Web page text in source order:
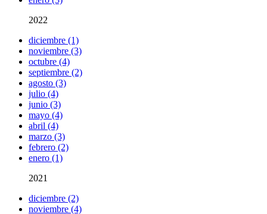
2022
diciembre (1)
noviembre (3)
octubre (4)
septiembre (2)
agosto (3)
julio (4)
junio (3)
mayo (4)
abril (4)
marzo (3)
febrero (2)
enero (1)
2021
diciembre (2)
noviembre (4)